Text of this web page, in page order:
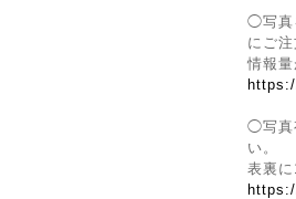
◯写真
にご注
情報量
◯写真
い。
表裏